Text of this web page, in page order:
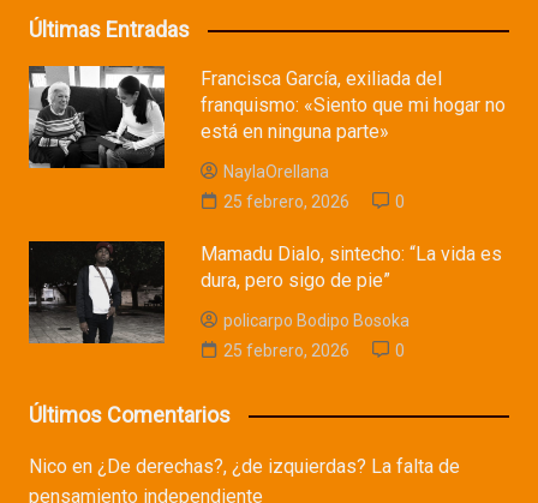
Últimas Entradas
Francisca García, exiliada del
franquismo: «Siento que mi hogar no
está en ninguna parte»
NaylaOrellana
25 febrero, 2026
0
Mamadu Dialo, sintecho: “La vida es
dura, pero sigo de pie”
policarpo Bodipo Bosoka
25 febrero, 2026
0
Últimos Comentarios
Nicoen ¿De derechas?, ¿de izquierdas? La falta de
pensamiento independiente